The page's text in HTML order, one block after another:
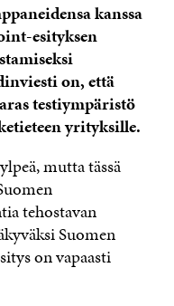
kanssa
esityksen
on, että
testiympäristö
yrityksille.
mutta tässä
tehostavan
Suomen
on vapaasti